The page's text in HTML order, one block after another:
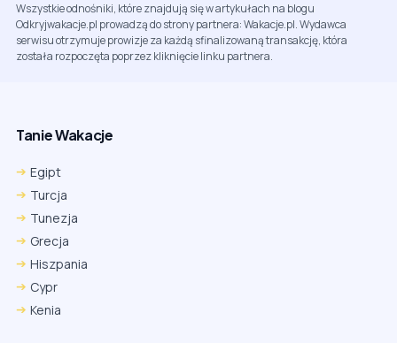
Wszystkie odnośniki, które znajdują się w artykułach na blogu
Odkryjwakacje.pl prowadzą do strony partnera: Wakacje.pl. Wydawca
serwisu otrzymuje prowizje za każdą sfinalizowaną transakcję, która
została rozpoczęta poprzez kliknięcie linku partnera.
Tanie Wakacje
Egipt
Turcja
Tunezja
Grecja
Hiszpania
Cypr
Kenia